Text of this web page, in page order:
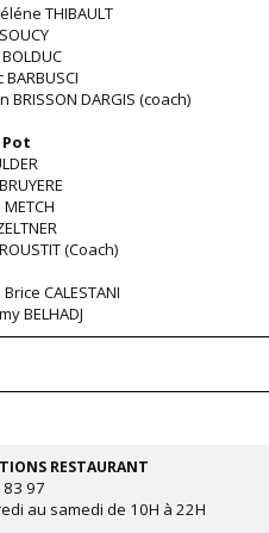
THIBAULT
BRISSON DARGIS (coach)
(Coach)
: Brice CALESTANI
BELHADJ
RESTAURANT
97
au samedi de 10H à 22H